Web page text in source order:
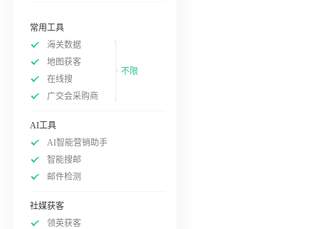
常用工具
海关数据
地图获客
在线搜
广交会采购商
不限
AI工具
AI智能营销助手
智能搜邮
邮件检测
社媒获客
领英获客